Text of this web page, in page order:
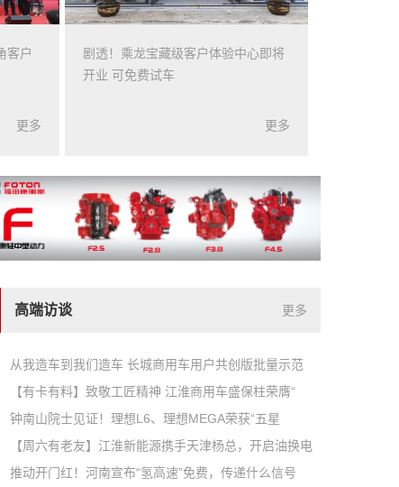
客户
更多
剧透！乘龙宝藏级客户体验中心即将
开业 可免费试车
更多
高端访谈 更多
从我造车到我们造车 长城商用车用户共创版批量示范
【有卡有料】致敬工匠精神 江淮商用车盛保柱荣膺“
钟南山院士见证！理想L6、理想MEGA荣获“五星
【周六有老友】江淮新能源携手天津杨总，开启油换电
推动开门红！河南宣布“氢高速”免费，传递什么信号